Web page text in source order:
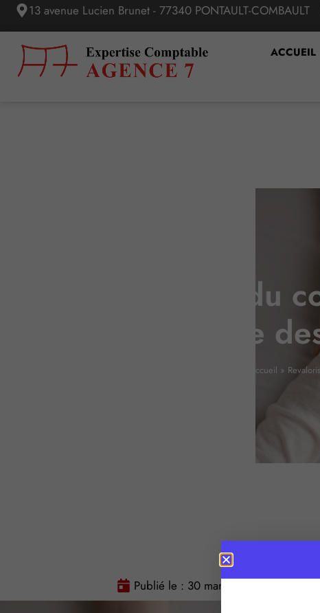
13 avenue Lucien Brunet - 77340 PONTAULT-COMBAULT
ACCUEIL
Revalorisation du
garde
Accueil »
Publié le : 30 mars 2026